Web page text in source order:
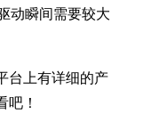
动瞬间需要较大
台上有详细的产
吧！